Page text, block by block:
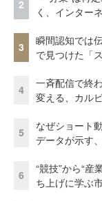
2
く、インター
3
瞬間認知では
で見つけた「
4
一斉配信で終
変える、カル
5
なぜショート
データが示す
6
“競技”から“産
ち上げに学ぶ